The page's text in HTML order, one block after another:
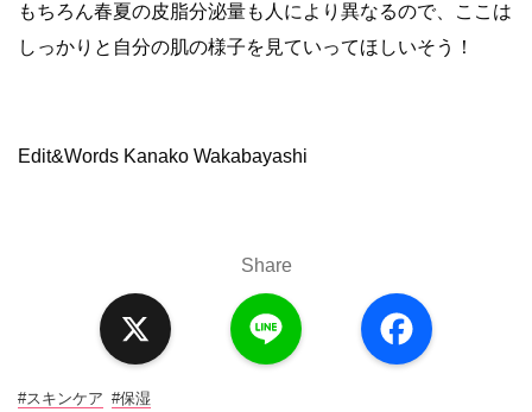
もちろん春夏の皮脂分泌量も人により異なるので、ここは
しっかりと自分の肌の様子を見ていってほしいそう！
Edit&Words Kanako Wakabayashi
Share
a
c
#スキンケア #保湿